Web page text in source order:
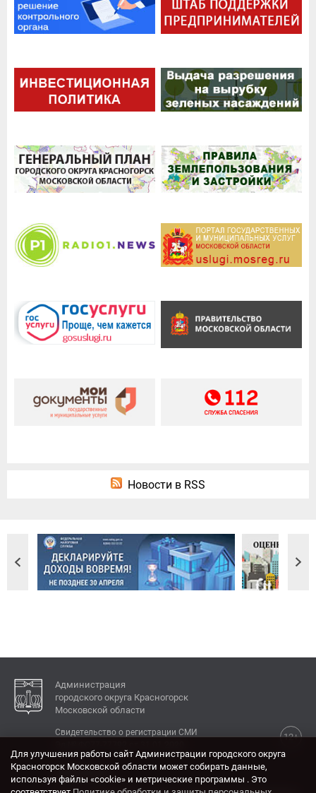
Новости в RSS
Администрация
городского округа Красногорск
Московской области
12+
Свидетельство о регистрации СМИ
КОНТАКТЫ
Для улучшения работы сайт Администрации городского округа
Красногорск Московской области может собирать данные,
используя файлы «cookie» и метрические программы . Это